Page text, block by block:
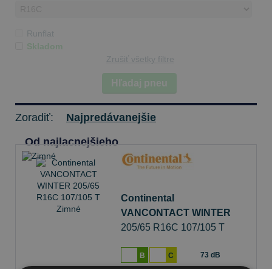
Runflat
Skladom
Zrušiť všetky filtre
Hľadaj pneu
Zoradiť:
Najpredávanejšie
Od najlacnejšieho
Continental
VANCONTACT WINTER
205/65 R16C 107/105 T
B C 73 dB